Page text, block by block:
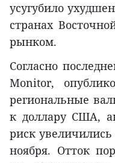
усугубило
странах
рынком.
Согласно
Monitor,
региональные
к доллару США,
риск увеличились
ноября. Отток